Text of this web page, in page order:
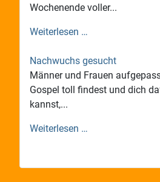
Wochenende voller...
Weiterlesen …
Nachwuchs gesucht
Männer und Frauen
Gospel toll findest und dich
kannst,...
Weiterlesen …